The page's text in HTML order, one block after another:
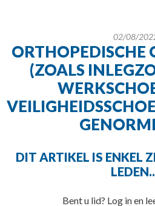
02/08/
ORTHOPEDISCHE
(ZOALS
DIT ARTIKEL IS ENKEL
Bent u lid? Log in en